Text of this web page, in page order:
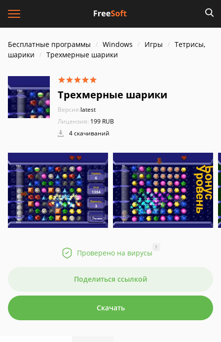
Бесплатные программы Windows Игры
Тетрисы,
шарики
Трехмерные шарики
Трехмерные шарики
Версия:latest
Лицензия: 199 RUB
4 скачиваний
Проверено на вирусы
?
Поделиться ссылкой
Скачать